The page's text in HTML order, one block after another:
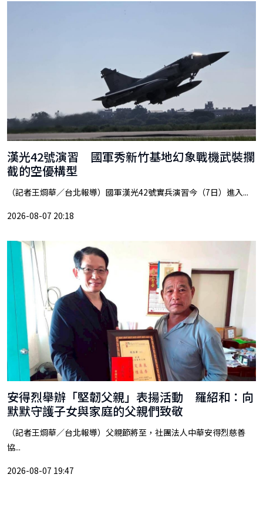
漢光42號演習 國軍秀新竹基地幻象戰機武裝攔
截的空優構型
（記者王烱華／台北報導）國軍漢光42號實兵演習今（7日）進入...
2026-08-07 20:18
安得烈舉辦「堅韌父親」表揚活動 羅紹和：向
默默守護子女與家庭的父親們致敬
（記者王烱華／台北報導）父親節將至，社團法人中華安得烈慈善
協...
2026-08-07 19:47